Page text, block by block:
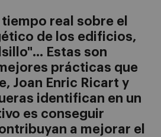
real sobre el
de los edificios,
Estas son
prácticas que
Joan Enric Ricart y
identifican en un
es conseguir
a mejorar el